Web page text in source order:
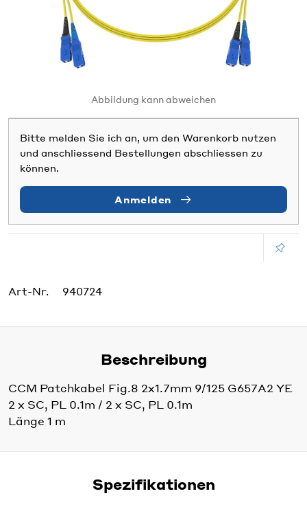
Abbildung kann abweichen
Bitte melden Sie ich an, um den Warenkorb nutzen
und anschliessend Bestellungen abschliessen zu
können.
Anmelden
Art-Nr. 940724
Beschreibung
CCM Patchkabel Fig.8 2x1.7mm 9/125 G657A2 YE
2 x SC, PL 0.1m / 2 x SC, PL 0.1m
Länge 1 m
Spezifikationen